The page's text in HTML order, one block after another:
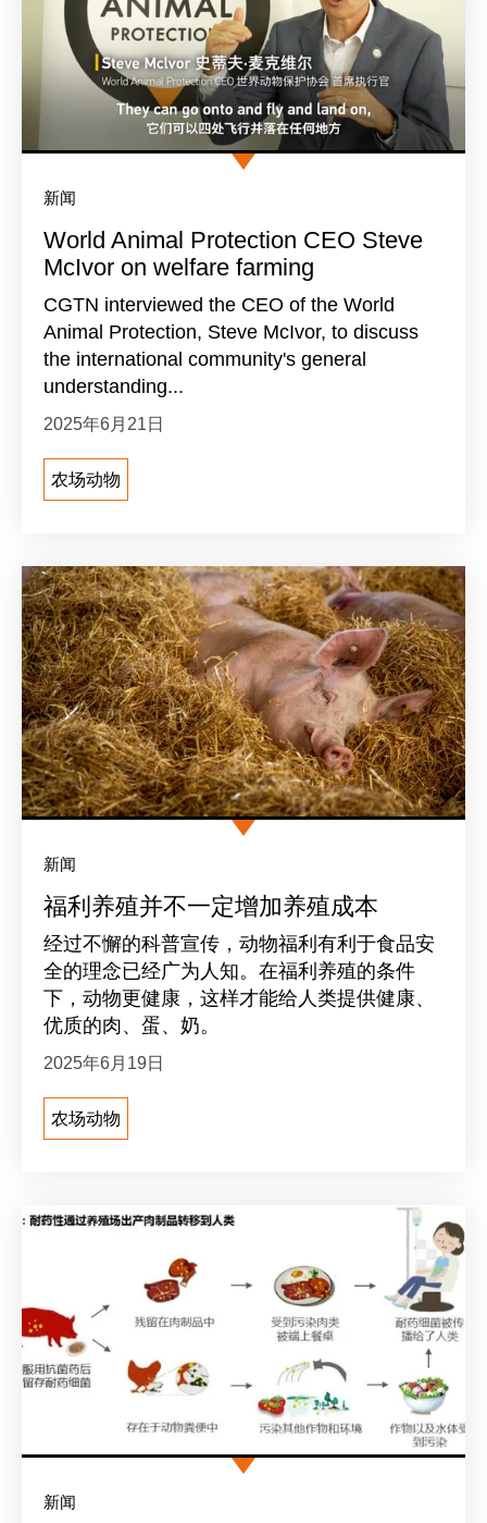
World Animal Protection CEO Steve
McIvor on welfare farming
新闻
2025年6月21日
​CGTN interviewed the CEO of the World
Animal Protection, Steve McIvor, to discuss
the international community's general
understanding...
农场动物
福利养殖并不一定增加养殖成本
新闻
2025年6月19日
经过不懈的科普宣传，动物福利有利于食品安
全的理念已经广为人知。在福利养殖的条件
下，动物更健康，这样才能给人类提供健康、
优质的肉、蛋、奶。
农场动物
新闻